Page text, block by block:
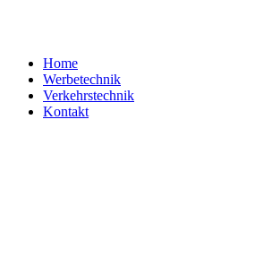
Home
Werbetechnik
Verkehrstechnik
Kontakt